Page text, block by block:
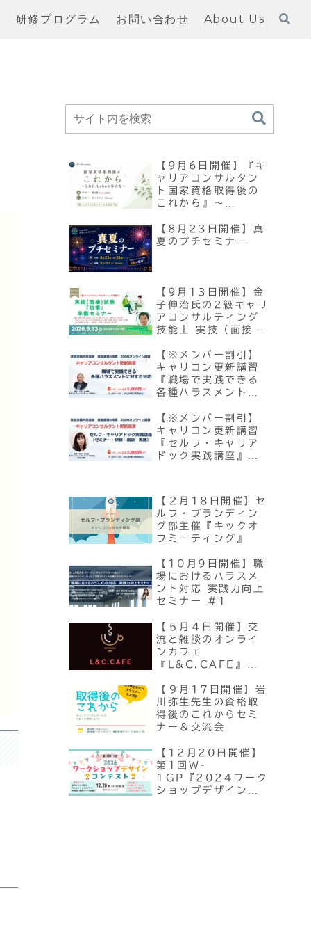
研修プログラム お問い合わせ About Us
【9月6日開催】『キ
ャリアコンサルタン
ト国家資格取得後の
これから』～
～
【8月23日開催】真
夏のプチセミナー
【9月13日開催】金
子伸治氏の2級キャリ
アコンサルティング
技能士 実技（面接）
ミナー
【※メンバー割引】
キャリコン更新講習
『職場で実践できる
各種ハラスメントに
【10/3・12/5開
催】
【※メンバー割引】
キャリコン更新講習
『セルフ・キャリア
ドック実践講座』
【２月18日開催】セ
ルフ・ブランディン
グ部主催『キックオ
フミーティング』
【10月9日開催】職
場におけるハラスメ
ント対応 実践力向上
セミナー #1
【５月４日開催】交
流と雑談のオンライ
ンカフェ
『L&C.CAFE』
【９月17日開催】岩
川弥生先生の資格取
得後のこれからセミ
ナー＆交流会
【12月20日開催】
第1回W-
1GP『2024ワーク
ショップデザインコ